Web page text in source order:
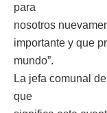
para
nosotros
importante y que
mundo”.
La jefa comunal
que